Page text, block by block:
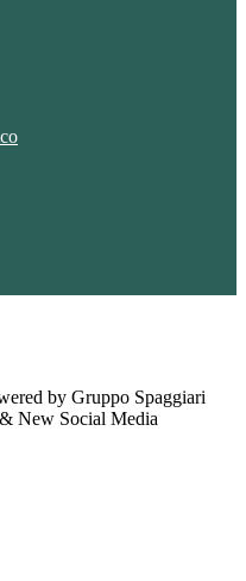
by Gruppo Spaggiari
New Social Media